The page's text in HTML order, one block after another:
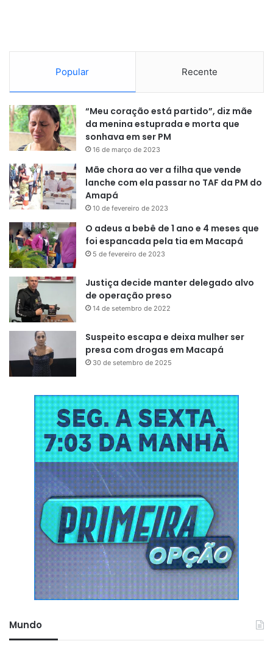
Popular Recente
“Meu coração está partido”, diz mãe
da menina estuprada e morta que
sonhava em ser PM
16 de março de 2023
Mãe chora ao ver a filha que vende
lanche com ela passar no TAF da PM do
Amapá
10 de fevereiro de 2023
O adeus a bebê de 1 ano e 4 meses que
foi espancada pela tia em Macapá
5 de fevereiro de 2023
Justiça decide manter delegado alvo
de operação preso
14 de setembro de 2022
Suspeito escapa e deixa mulher ser
presa com drogas em Macapá
30 de setembro de 2025
Mundo